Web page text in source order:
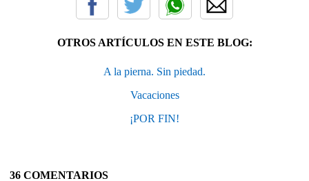
OTROS ARTÍCULOS EN ESTE BLOG:
A la pierna. Sin piedad.
Vacaciones
¡POR FIN!
36 COMENTARIOS